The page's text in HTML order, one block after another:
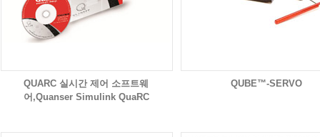
QUARC 실시간 제어 소프트웨
어,Quanser Simulink QuaRC
QUBE™-SERVO